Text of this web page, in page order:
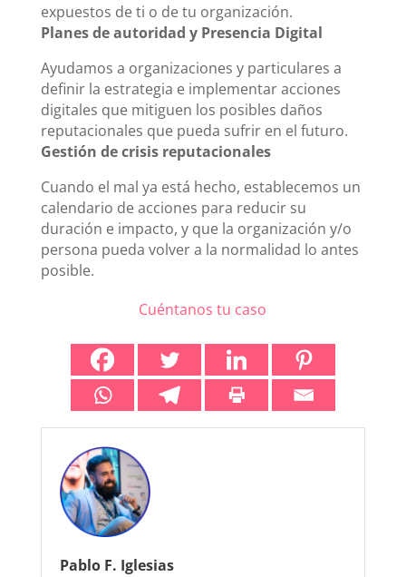
expuestos de ti o de tu organización.
Planes de autoridad y Presencia Digital
Ayudamos a organizaciones y particulares a
definir la estrategia e implementar acciones
digitales que mitiguen los posibles daños
reputacionales que pueda sufrir en el futuro.
Gestión de crisis reputacionales
Cuando el mal ya está hecho, establecemos un
calendario de acciones para reducir su
duración e impacto, y que la organización y/o
persona pueda volver a la normalidad lo antes
posible.
Cuéntanos tu caso
Pablo F. Iglesias